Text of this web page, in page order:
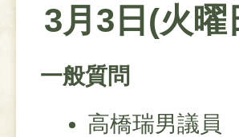
3月3日(火曜
一般質問
高橋瑞男議員